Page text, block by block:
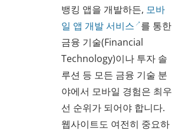
뱅킹 앱을 개발하든, 모바
일 앱 개발 서비스 를 통한
금융 기술(Financial
Technology)이나 투자 솔
루션 등 모든 금융 기술 분
야에서 모바일 경험은 최우
선 순위가 되어야 합니다.
웹사이트도 여전히 중요하